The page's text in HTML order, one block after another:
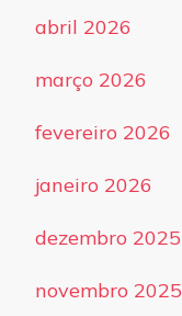
abril 2026
março 2026
fevereiro 2026
janeiro 2026
dezembro 2025
novembro 2025